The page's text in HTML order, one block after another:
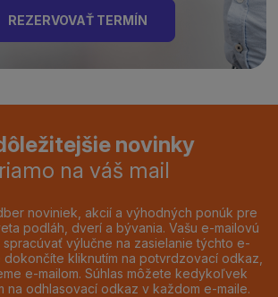
REZERVOVAŤ TERMÍN
novinky
na váš mail
noviniek, akcií a výhodných ponúk pre
podláh, dverí a bývania. Vašu e-mailovú
výlučne na zasielanie týchto e-
dokončíte kliknutím na potvrdzovací odkaz,
e-mailom. Súhlas môžete kedykoľvek
na odhlasovací odkaz v každom e-maile.